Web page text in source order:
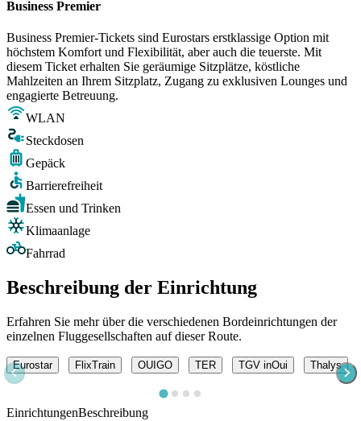
Business Premier
Business Premier-Tickets sind Eurostars erstklassige Option mit
höchstem Komfort und Flexibilität, aber auch die teuerste. Mit
diesem Ticket erhalten Sie geräumige Sitzplätze, köstliche
Mahlzeiten an Ihrem Sitzplatz, Zugang zu exklusiven Lounges und
engagierte Betreuung.
WLAN
Steckdosen
Gepäck
Barrierefreiheit
Essen und Trinken
Klimaanlage
Fahrrad
Beschreibung der Einrichtung
Erfahren Sie mehr über die verschiedenen Bordeinrichtungen der
einzelnen Fluggesellschaften auf dieser Route.
Eurostar FlixTrain OUIGO TER TGV inOui Thalys
EinrichtungenBeschreibung